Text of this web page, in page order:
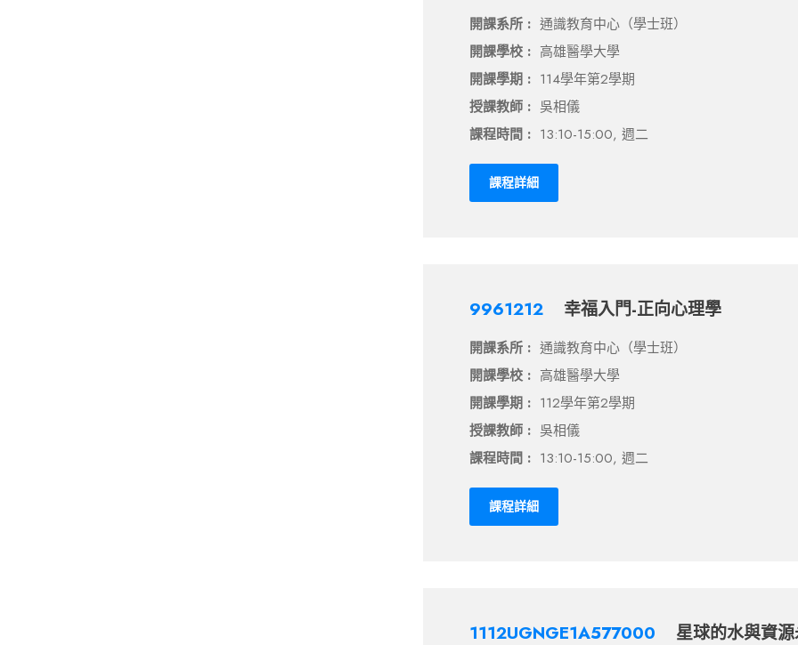
開課系所 : 通識教育中心（學士班）
開課學校 : 高雄醫學大學
開課學期 : 114學年第2學期
授課教師 : 吳相儀
課程時間 : 13:10-15:00, 週二
課程詳細
9961212 幸福入門-正向心理學
開課系所 : 通識教育中心（學士班）
開課學校 : 高雄醫學大學
開課學期 : 112學年第2學期
授課教師 : 吳相儀
課程時間 : 13:10-15:00, 週二
課程詳細
1112UGNGE1A577000 星球的水與資